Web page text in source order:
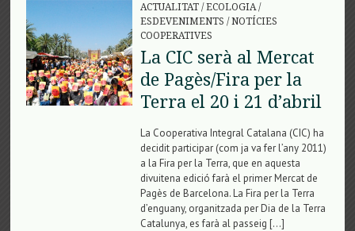
ACTUALITAT/ECOLOGIA/
ESDEVENIMENTS /NOTÍCIES
COOPERATIVES
La CIC serà al Mercat
de Pagès/Fira per la
Terra el 20 i 21 d’abril
La Cooperativa Integral Catalana (CIC) ha
decidit participar (com ja va fer l’any 2011)
a la Fira per la Terra, que en aquesta
divuitena edició farà el primer Mercat de
Pagès de Barcelona. La Fira per la Terra
d’enguany, organitzada per Dia de la Terra
Catalunya, es farà al passeig […]